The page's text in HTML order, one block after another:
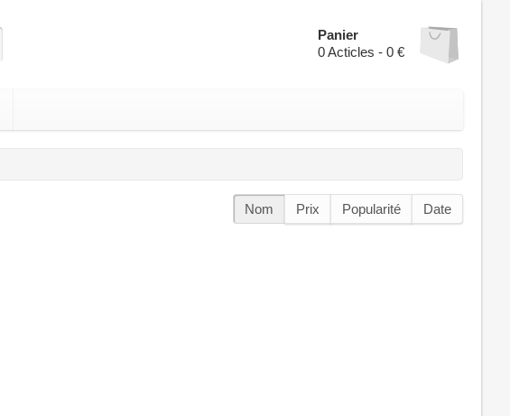
Panier
0Acticles - 0 €
Nom Prix Popularité Date